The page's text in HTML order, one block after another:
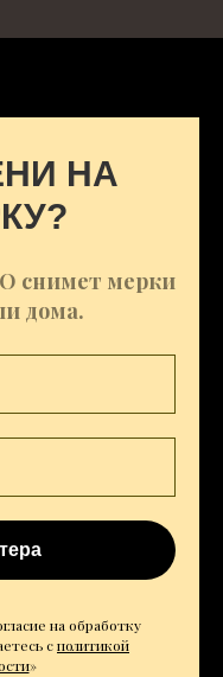
НА
снимет мерки
дома.
на обработку
cполитикой
»